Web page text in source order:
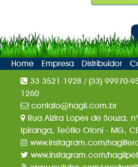
Home Empresa Distribuidor
33 3521 1928 / (33) 99970-
1260
contato@hagil.com.br
Rua Alzira Lopes de Souza,
Ipiranga, Teófilo Otoni - MG,
www.instagram.com/
www.instagram.com/